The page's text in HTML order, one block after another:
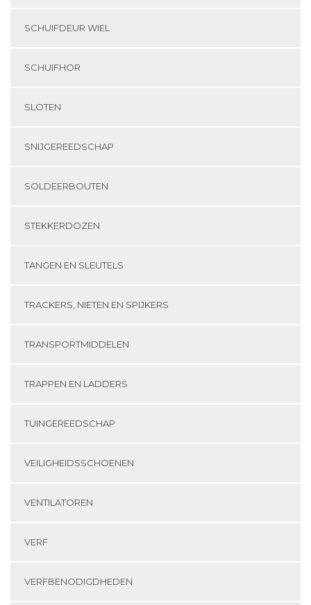
SCHUIFDEUR WIEL
SCHUIFHOR
SLOTEN
SNIJGEREEDSCHAP
SOLDEERBOUTEN
STEKKERDOZEN
TANGEN EN SLEUTELS
TRACKERS, NIETEN EN SPIJKERS
TRANSPORTMIDDELEN
TRAPPEN EN LADDERS
TUINGEREEDSCHAP
VEILIGHEIDSSCHOENEN
VENTILATOREN
VERF
VERFBENODIGDHEDEN